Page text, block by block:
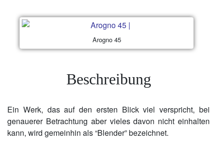
Arogno 45
Beschreibung
Ein Werk, das auf den ersten Blick viel verspricht, bei
genauerer Betrachtung aber vieles davon nicht einhalten
kann, wird gemeinhin als “Blender” bezeichnet.